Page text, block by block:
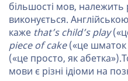
більшості мов, належить
виконується.
каже that’s child’s play
piece of cake(«це шматок
(«це просто, як
мови є різні ідіоми на